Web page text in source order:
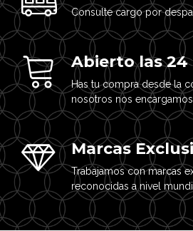
Consulte cargo por
Abierto las 24
Has tu compra desde la
nosotros nos
Marcas
Trabajamos con marcas
reconocidas a nivel